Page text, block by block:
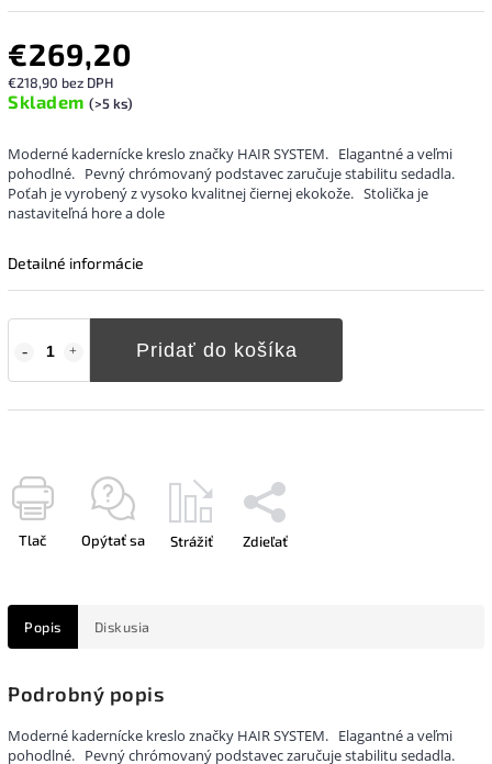
€269,20
€218,90 bez DPH
Skladem (>5 ks)
Pridať do košíka
Moderné kadernícke kreslo značky HAIR SYSTEM. Elagantné a veľmi
pohodlné. Pevný chrómovaný podstavec zaručuje stabilitu sedadla.
Poťah je vyrobený z vysoko kvalitnej čiernej ekokože. Stolička je
nastaviteľná hore a dole
Detailné informácie
Tlač Opýtať sa Strážiť Zdieľať
Popis Diskusia
Podrobný popis
Moderné kadernícke kreslo značky HAIR SYSTEM. Elagantné a veľmi
pohodlné. Pevný chrómovaný podstavec zaručuje stabilitu sedadla.